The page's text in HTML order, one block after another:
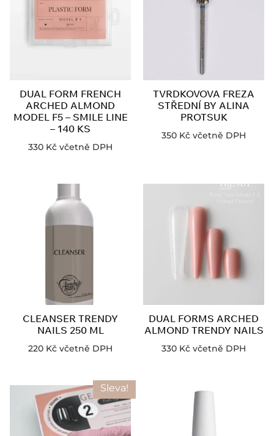
DUAL FORM FRENCH
ARCHED ALMOND
MODEL F5 – SMILE LINE
– 140 KS
330 Kč včetně DPH
TVRDKOVOVA FREZA
STŘEDNÍ BY ALINA
PROTSUK
350 Kč včetně DPH
CLEANSER TRENDY
NAILS 250 ML
220 Kč včetně DPH
DUAL FORMS ARCHED
ALMOND TRENDY NAILS
330 Kč včetně DPH
Sleva!